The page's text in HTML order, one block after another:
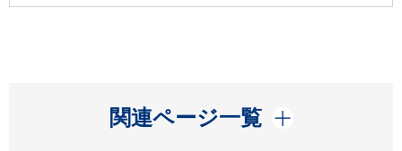
関連ページ一覧
開く